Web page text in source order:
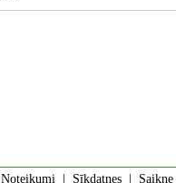
Noteikumi Sīkdatnes